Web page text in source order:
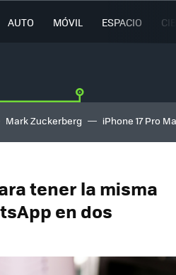
AUTO MÓVIL ESPACIO
Mark Zuckerberg iPhone 17 Pro
tener la misma
en dos